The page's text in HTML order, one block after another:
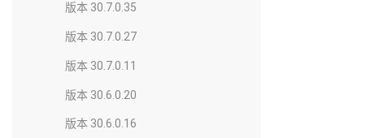
版本 30.7.0.35
版本 30.7.0.27
版本 30.7.0.11
版本 30.6.0.20
版本 30.6.0.16